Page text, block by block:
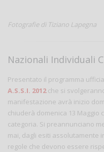
Fotografie di Tiziano Lapegna
Nazionali Individuali
Presentato il programma
A.S.S.I. 2012che si
manifestazione avrà inizio
chiuderà domenica 13 Maggio
categoria. Si preannunciano
mai, dagli esiti assolutamente
regole che devono essere